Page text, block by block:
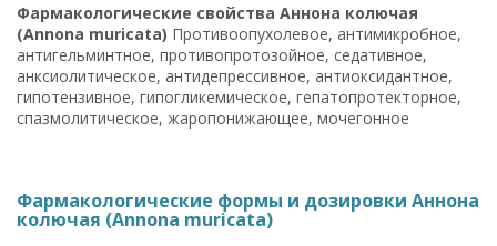
Фармакологические свойства Аннона колючая
(Annona muricata) Противоопухолевое, антимикробное,
антигельминтное, противопротозойное, седативное,
анксиолитическое, антидепрессивное, антиоксидантное,
гипотензивное, гипогликемическое, гепатопротекторное,
спазмолитическое, жаропонижающее, мочегонное
Фармакологические формы и дозировки Аннона
колючая (Annona muricata)